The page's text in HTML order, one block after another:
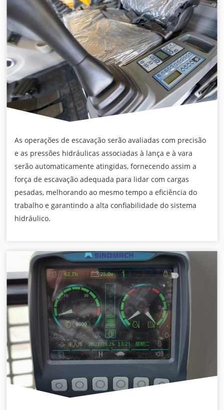
As operações de escavação serão avaliadas com precisão
e as pressões hidráulicas associadas à lança e à vara
serão automaticamente atingidas, fornecendo assim a
força de escavação adequada para lidar com cargas
pesadas, melhorando ao mesmo tempo a eficiência do
trabalho e garantindo a alta confiabilidade do sistema
hidráulico.